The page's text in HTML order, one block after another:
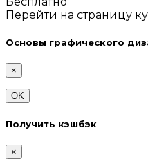
Перейти на страницу
Основы графического
×
OK
Получить кэшбэк
×